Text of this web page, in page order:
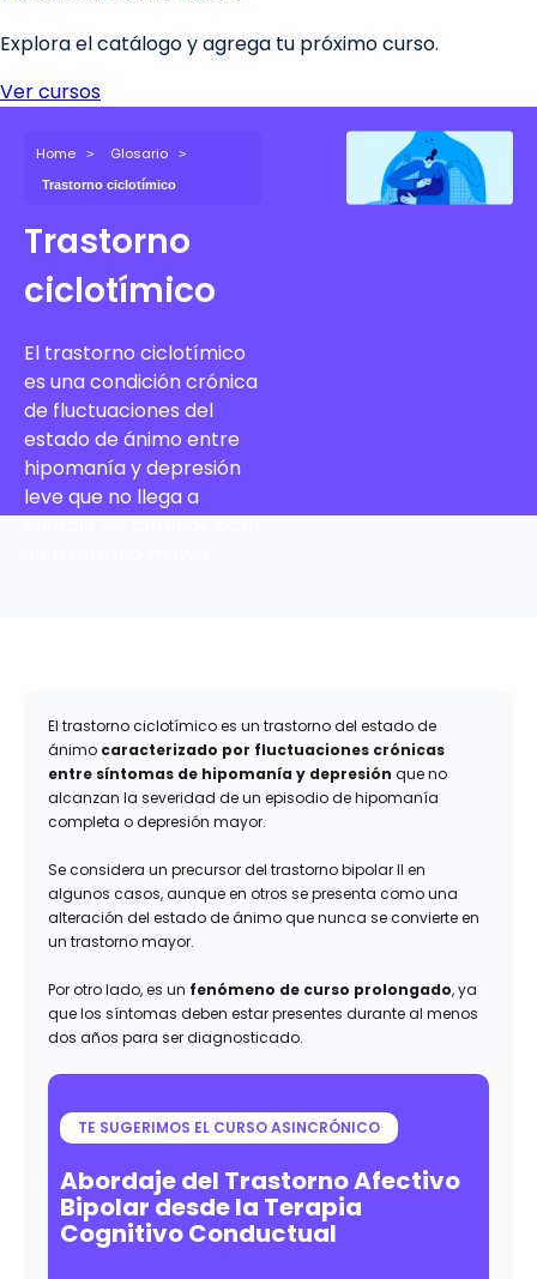
Home Glosario
Trastorno ciclotímico
Trastorno
ciclotímico
El trastorno ciclotímico
es una condición crónica
de fluctuaciones del
estado de ánimo entre
hipomanía y depresión
leve que no llega a
El trastorno ciclotímico es un trastorno del estado de
ánimo caracterizado por fluctuaciones crónicas
entre síntomas de hipomanía y depresión que no
alcanzan la severidad de un episodio de hipomanía
completa o depresión mayor.
Se considera un precursor del trastorno bipolar II en
algunos casos, aunque en otros se presenta como una
alteración del estado de ánimo que nunca se convierte en
un trastorno mayor.
Por otro lado, es un fenómeno de curso prolongado, ya
que los síntomas deben estar presentes durante al menos
dos años para ser diagnosticado.
TE SUGERIMOS EL CURSO ASINCRÓNICO
Abordaje del Trastorno Afectivo
Bipolar desde la Terapia
Cognitivo Conductual